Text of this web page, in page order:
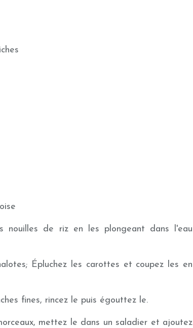
nouilles de riz en les plongeant dans l'eau
Épluchez les carottes et coupez les en
fines, rincez le puis égouttez le.
mettez le dans un saladier et ajoutez